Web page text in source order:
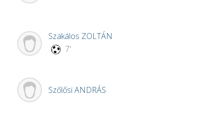
Szakálos ZOLTÁN
7'
SzőlősiANDRÁS